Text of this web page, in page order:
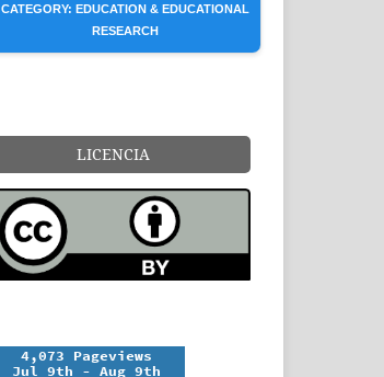
CATEGORY: EDUCATION & EDUCATIONAL
RESEARCH
LICENCIA